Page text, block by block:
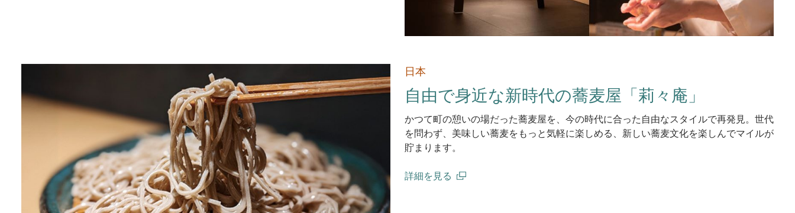
日本
自由で身近な新時代の蕎麦屋「莉々庵」
かつて町の憩いの場だった蕎麦屋を、今の時代に合った自由なスタイルで再発見。世代
を問わず、美味しい蕎麦をもっと気軽に楽しめる、新しい蕎麦文化を楽しんでマイルが
貯まります。
詳細を見る